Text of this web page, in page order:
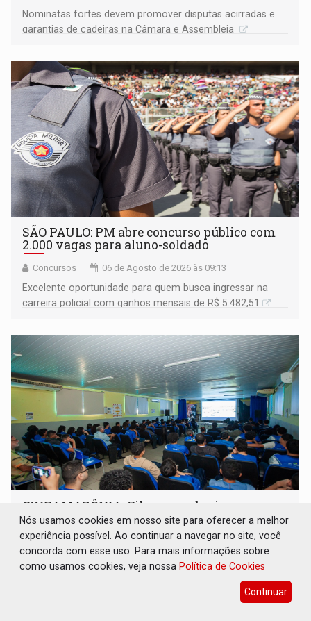
Nominatas fortes devem promover disputas acirradas e
garantias de cadeiras na Câmara e Assembleia
SÃO PAULO: PM abre concurso público com
2.000 vagas para aluno-soldado
Concursos 06 de Agosto de 2026 às 09:13
Excelente oportunidade para quem busca ingressar na
carreira policial com ganhos mensais de R$ 5.482,51
CINEAMAZÔNIA: Filmes rondonienses
provocam debate sobre temas urgentes
entre estudantes
Cultura 06 de Agosto de 2026 às 08:51
Mostra cinematográfica foi realizada na Escola Estadual
Nós usamos cookies em nosso site para oferecer a melhor
experiência possível. Ao continuar a navegar no site, você
concorda com esse uso. Para mais informações sobre
como usamos cookies, veja nossa Política de Cookies
Continuar